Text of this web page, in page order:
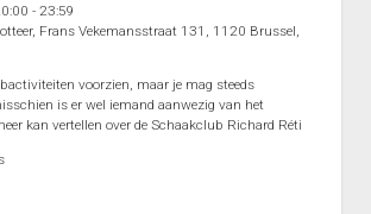
- 23:59
Frans Vekemansstraat 131, 1120 Brussel,
voorzien, maar je mag steeds
is er wel iemand aanwezig van het
kan vertellen over de Schaakclub Richard Réti